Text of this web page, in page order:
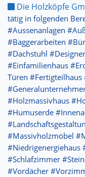
Die Holzköpfe
tätig in folgenden
#Aussenanlagen
#Baggerarbeiten
#Dachstuhl
#Einfamilienhaus
Türen
#Holzmassivhaus
#Humuserde
#Massivholzmöbel
#Niedrigenergiehaus
#Schlafzimmer
#Vordächer